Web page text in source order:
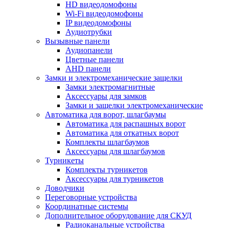
HD видеодомофоны
Wi-Fi видеодомофоны
IP видеодомофоны
Аудиотрубки
Вызывные панели
Аудиопанели
Цветные панели
AHD панели
Замки и электромеханические защелки
Замки электромагнитные
Аксессуары для замков
Замки и защелки электромеханические
Автоматика для ворот, шлагбаумы
Автоматика для распашных ворот
Автоматика для откатных ворот
Комплекты шлагбаумов
Аксессуары для шлагбаумов
Турникеты
Комплекты турникетов
Аксессуары для турникетов
Доводчики
Переговорные устройства
Координатные системы
Дополнительное оборудование для СКУД
Радиоканальные устройства